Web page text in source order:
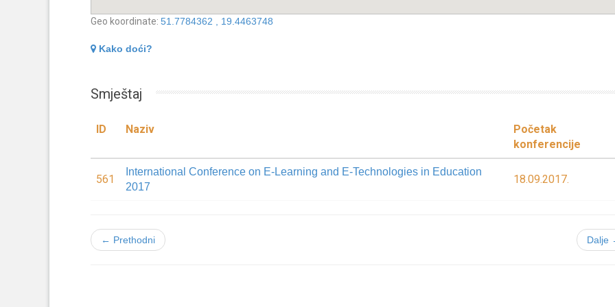
Geo koordinate: 51.7784362 , 19.4463748
Kako doći?
Smještaj
ID Naziv
Početak
konferencije
561
International Conference on E-Learning and E-Technologies in Education
2017
18.09.2017.
← Prethodni Dalje